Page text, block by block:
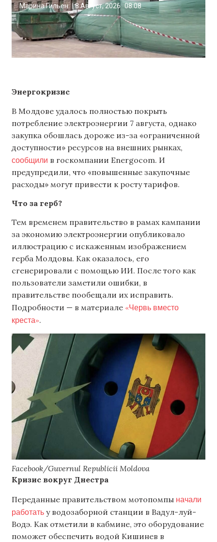
Марина Гильен |8 Август, 2026 08:08
Энергокризис
В Молдове удалось полностью покрыть
потребление электроэнергии 7 августа, однако
закупка обошлась дороже из-за «ограниченной
доступности» ресурсов на внешних рынках,
сообщили в госкомпании Energocom. И
предупредили, что «повышенные закупочные
расходы» могут привести к росту тарифов.
Что за герб?
Тем временем правительство в рамах кампании
за экономию электроэнергии опубликовало
иллюстрацию с искаженным изображением
герба Молдовы. Как оказалось, его
сгенерировали с помощью ИИ. После того как
пользователи заметили ошибки, в
правительстве пообещали их исправить.
Подробности — в материале «Червь вместо
креста».
Facebook/Guvernul Republicii Moldova
Кризис вокруг Днестра
Переданные правительством мотопомпы начали
работать у водозаборной станции в Вадул-луй-
Водэ. Как отметили в кабмине, это оборудование
поможет обеспечить водой Кишинев в